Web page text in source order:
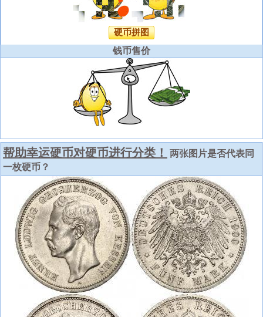
硬币拼图
钱币售价
帮助幸运硬币对硬币进行分类！
两张图片是否代表同
一枚硬币？